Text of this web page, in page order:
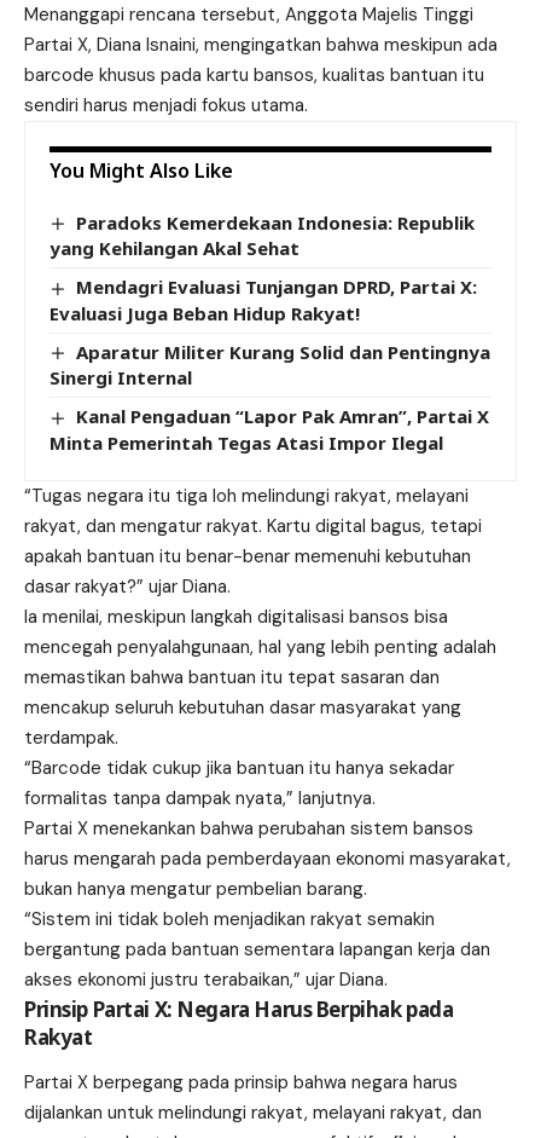
Menanggapi rencana tersebut, Anggota Majelis Tinggi
Partai X, Diana Isnaini, mengingatkan bahwa meskipun ada
barcode khusus pada kartu bansos, kualitas bantuan itu
sendiri harus menjadi fokus utama.
You Might Also Like
Paradoks Kemerdekaan Indonesia: Republik
yang Kehilangan Akal Sehat
Mendagri Evaluasi Tunjangan DPRD, Partai X:
Evaluasi Juga Beban Hidup Rakyat!
Aparatur Militer Kurang Solid dan Pentingnya
Sinergi Internal
Kanal Pengaduan “Lapor Pak Amran”, Partai X
Minta Pemerintah Tegas Atasi Impor Ilegal
“Tugas negara itu tiga loh melindungi rakyat, melayani
rakyat, dan mengatur rakyat. Kartu digital bagus, tetapi
apakah bantuan itu benar-benar memenuhi kebutuhan
dasar rakyat?” ujar Diana.
Ia menilai, meskipun langkah digitalisasi bansos bisa
mencegah penyalahgunaan, hal yang lebih penting adalah
memastikan bahwa bantuan itu tepat sasaran dan
mencakup seluruh kebutuhan dasar masyarakat yang
terdampak.
“Barcode tidak cukup jika bantuan itu hanya sekadar
formalitas tanpa dampak nyata,” lanjutnya.
Partai X menekankan bahwa perubahan sistem bansos
harus mengarah pada pemberdayaan ekonomi masyarakat,
bukan hanya mengatur pembelian barang.
“Sistem ini tidak boleh menjadikan rakyat semakin
bergantung pada bantuan sementara lapangan kerja dan
akses ekonomi justru terabaikan,” ujar Diana.
Prinsip Partai X: Negara Harus Berpihak pada
Rakyat
Partai X berpegang pada prinsip bahwa negara harus
dijalankan untuk melindungi rakyat, melayani rakyat, dan